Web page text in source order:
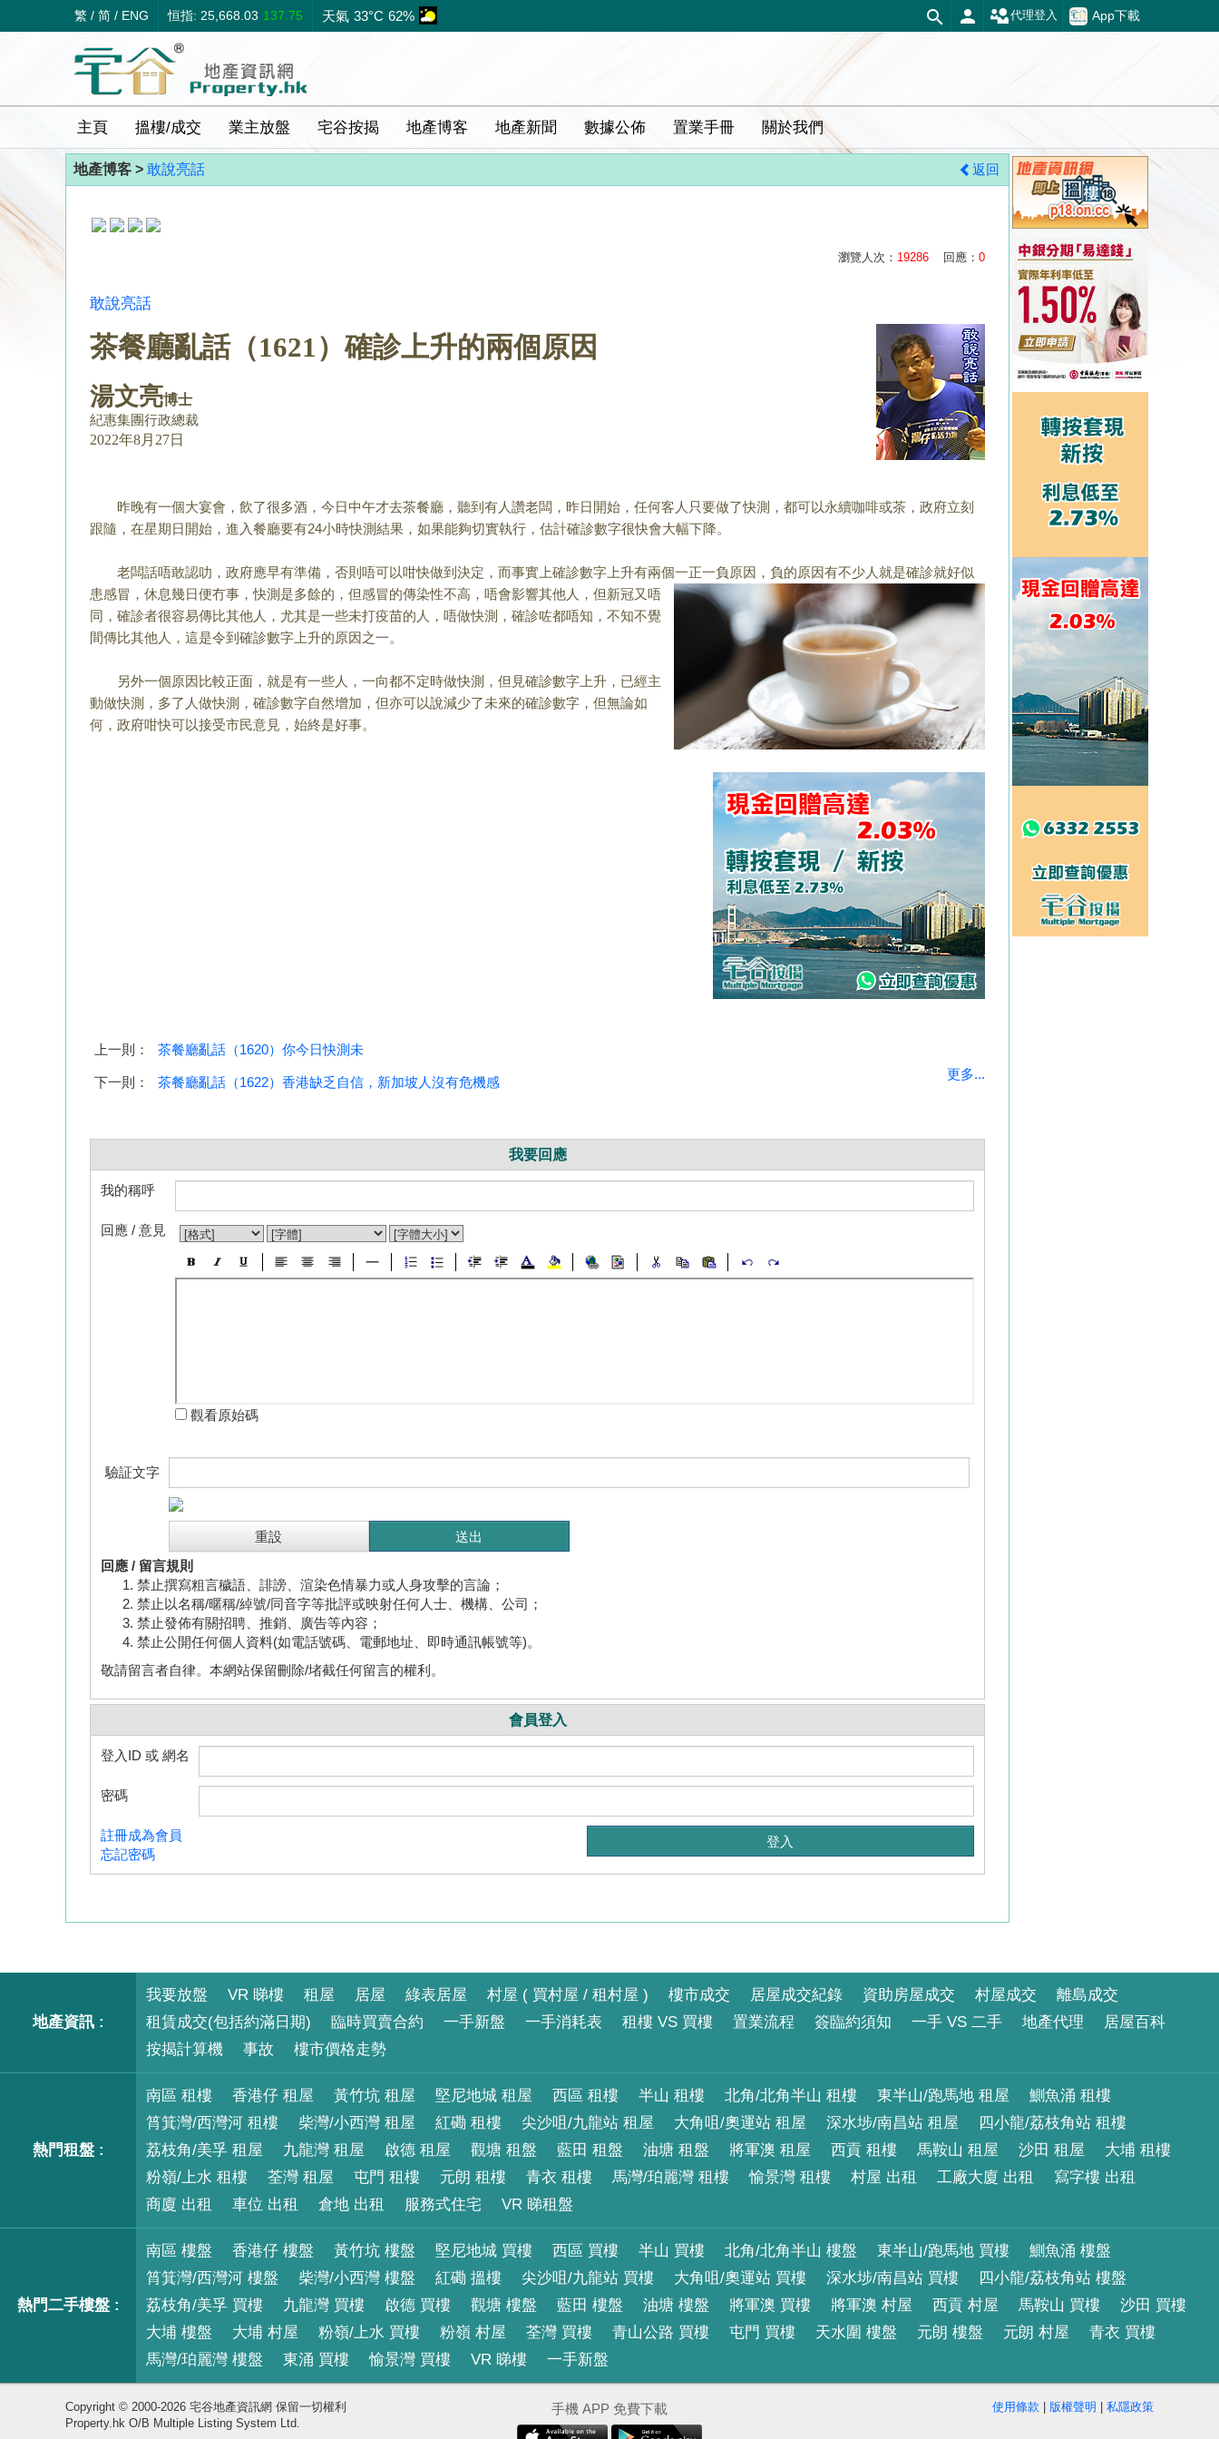
繁 / 简 / ENG 恒指: 25,668.03 137.75 天氣 33°C 62% App下載
代理登入
主頁 搵樓/成交 業主放盤 宅谷按揭 地產博客 地產新聞 數據公佈 置業手冊 關於我們
地產博客 > 敢說亮話 返回
瀏覽人次： 19286 回應： 0
敢說亮話
茶餐廳亂話（1621）確診上升的兩個原因
湯文亮博士
紀惠集團行政總裁
2022年8月27日
昨晚有一個大宴會，飲了很多酒，今日中午才去茶餐廳，聽到有人讚老闆，昨日開始，任何客人只要做了快測，都可以永續咖啡或茶， 政府立刻
跟隨，在星期日開始，進入餐廳要有24小時快測結果， 如果能夠切實執行，估計確診數字很快會大幅下降。
老闆話唔敢認叻，政府應早有準備，否則唔可以咁快做到決定，而事實上確診數字上升有兩個一正一負原因，負的原因有不少人就是確診就好似
患感冒，休息幾日便冇事，快測是多餘的， 但感冒的傳染性不高，唔會影響其他人，但新冠又唔
同， 確診者很容易傳比其他人，尤其是一些未打疫苗的人，唔做快測， 確診咗都唔知，不知不覺
間傳比其他人， 這是令到確診數字上升的原因之一。
另外一個原因比較正面，就是有一些人，一向都不定時做快測，但見確診數字上升，已經主
動做快測，多了人做快測，確診數字自然增加 ，但亦可以說減少了未來的確診數字，但無論如
何， 政府咁快可以接受市民意見，始終是好事。
上一則： 茶餐廳亂話（1620）你今日快測未
下一則： 茶餐廳亂話（1622）香港缺乏自信，新加坡人沒有危機感
更多...
我要回應
我的稱呼
回應 / 意見
觀看原始碼
驗証文字
回應 / 留言規則
禁止撰寫粗言穢語、誹謗、渲染色情暴力或人身攻擊的言論；
禁止以名稱/暱稱/綽號/同音字等批評或映射任何人士、機構、公司；
禁止發佈有關招聘、推銷、廣告等內容；
禁止公開任何個人資料(如電話號碼、電郵地址、即時通訊帳號等)。
敬請留言者自律。本網站保留刪除/堵截任何留言的權利。
會員登入
登入ID 或 網名
密碼
註冊成為會員
忘記密碼
地產資訊 :
我要放盤 VR 睇樓 租屋 居屋 綠表居屋 村屋 ( 買村屋 / 租村屋 ) 樓市成交 居屋成交紀錄 資助房屋成交 村屋成交
離島成交
租賃成交(包括約滿日期)
臨時買賣合約 一手新盤 一手消耗表 租樓 VS 買樓 置業流程 簽臨約須知 一手 VS 二手 地產代理
居屋百科
按揭計算機
事故 樓市價格走勢
熱門租盤 :
南區 租樓 香港仔 租屋 黃竹坑 租屋 堅尼地城 租屋 西區 租樓 半山 租樓 北角/北角半山 租樓 東半山/跑馬地 租屋
鰂魚涌 租樓
筲箕灣/西灣河 租樓
柴灣/小西灣 租屋 紅磡 租樓 尖沙咀/九龍站 租屋 大角咀/奧運站 租屋 深水埗/南昌站 租屋
四小龍/荔枝角站 租樓
荔枝角/美孚 租屋
九龍灣 租屋 啟德 租屋 觀塘 租盤 藍田 租盤 油塘 租盤 將軍澳 租屋 西貢 租樓 馬鞍山 租屋 沙田 租屋
大埔 租樓
粉嶺/上水 租樓
荃灣 租屋 屯門 租樓 元朗 租樓 青衣 租樓 馬灣/珀麗灣 租樓 愉景灣 租樓 村屋 出租 工廠大廈 出租
寫字樓 出租
商廈 出租
車位 出租 倉地 出租 服務式住宅 VR 睇租盤
熱門二手樓盤 :
南區 樓盤 香港仔 樓盤 黃竹坑 樓盤 堅尼地城 買樓 西區 買樓 半山 買樓 北角/北角半山 樓盤 東半山/跑馬地 買樓
鰂魚涌 樓盤
筲箕灣/西灣河 樓盤
柴灣/小西灣 樓盤 紅磡 搵樓 尖沙咀/九龍站 買樓 大角咀/奧運站 買樓 深水埗/南昌站 買樓
四小龍/荔枝角站 樓盤
荔枝角/美孚 買樓
九龍灣 買樓 啟德 買樓 觀塘 樓盤 藍田 樓盤 油塘 樓盤 將軍澳 買樓 將軍澳 村屋 西貢 村屋 馬鞍山 買樓
沙田 買樓
大埔 樓盤
大埔 村屋 粉嶺/上水 買樓 粉嶺 村屋 荃灣 買樓 青山公路 買樓 屯門 買樓 天水圍 樓盤 元朗 樓盤 元朗 村屋
青衣 買樓
馬灣/珀麗灣 樓盤
東涌 買樓 愉景灣 買樓 VR 睇樓 一手新盤
Copyright © 2000-2026 宅谷地產資訊網 保留一切權利
Property.hk O/B Multiple Listing System Ltd.
手機 APP 免費下載 使用條款 | 版權聲明 | 私隱政策